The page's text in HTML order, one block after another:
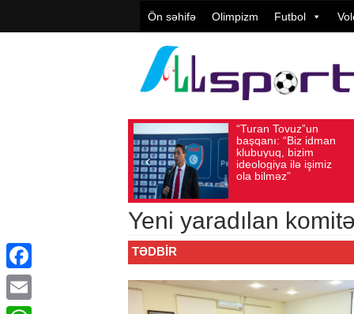
Ön səhifə Olimpizm Futbol
başqanı: “Biz idman
klubuyuq, bizim
ideologiya ilə işimiz
ola bilməz”
Vüqar
yüksək
Avqust 05, 2026
Yeni yaradılan
TƏDBIR
Facebook